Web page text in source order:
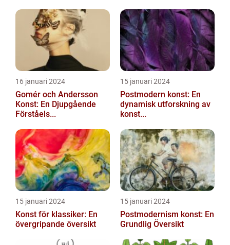
16 januari 2024
Gomér och Andersson
Konst: En Djupgående
Förståels...
15 januari 2024
Postmodern konst: En
dynamisk utforskning av
konst...
15 januari 2024
Konst för klassiker: En
övergripande översikt
15 januari 2024
Postmodernism konst: En
Grundlig Översikt